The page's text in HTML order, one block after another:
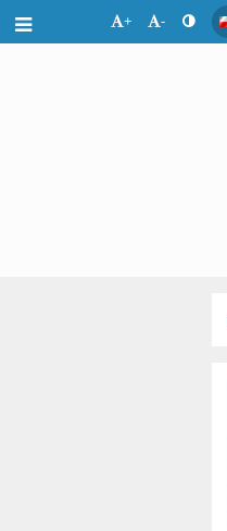
+ -